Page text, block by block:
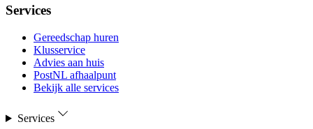
Services
Gereedschap huren
Klusservice
Advies aan huis
PostNL afhaalpunt
Bekijk alle services
Services